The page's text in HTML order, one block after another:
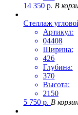
14 350 р. В
Стеллаж
Артикул:
04408
Ширина:
426
Глубина:
370
Высота:
2150
5 750 р. В